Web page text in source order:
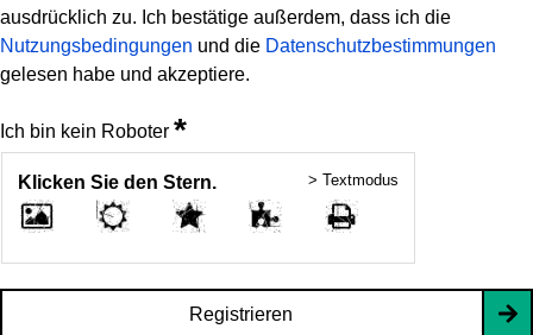
ausdrücklich zu. Ich bestätige außerdem, dass ich die
Nutzungsbedingungen und die Datenschutzbestimmungen
gelesen habe und akzeptiere.
Ich bin kein Roboter *
Klicken Sie den Stern. > Textmodus
Registrieren